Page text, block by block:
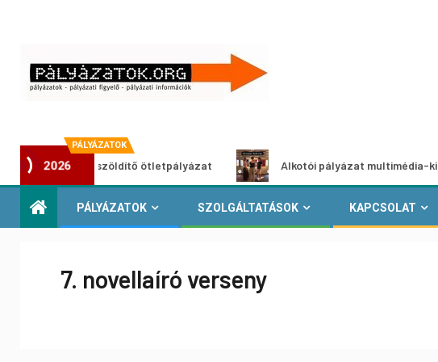
PÁLYÁZATOK
2026
Városzöldítő ötletpályázat Alkotói pályázat multimédia-kiállításhoz
PÁLYÁZATOK SZOLGÁLTATÁSOK KAPCSOLAT
7. novellaíró verseny